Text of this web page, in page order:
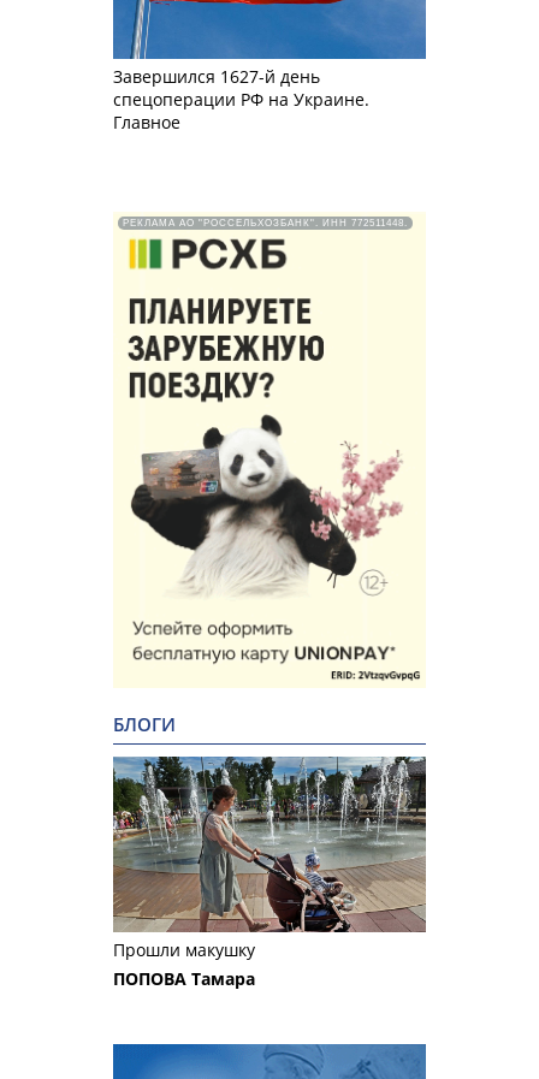
Завершился 1627-й день
спецоперации РФ на Украине.
Главное
РЕКЛАМА АО "РОССЕЛЬХОЗБАНК". ИНН 772511448.
БЛОГИ
Прошли макушку
ПОПОВА Тамара